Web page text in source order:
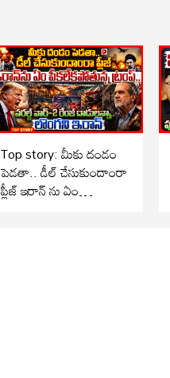
Top story: మీకు దండం
పెడతా.. డీల్ చేసుకుందాంరా
ప్లీజ్ ఇరాన్ ను ఏం